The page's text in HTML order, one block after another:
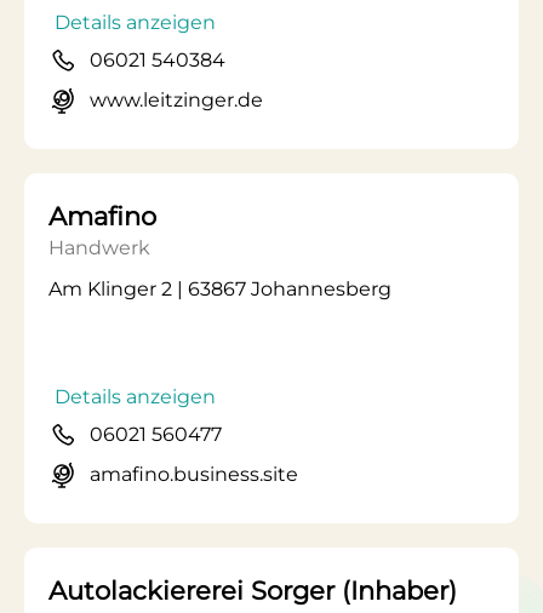
Details anzeigen
06021 540384
www.leitzinger.de
Amafino
Handwerk
Am Klinger 2 | 63867 Johannesberg
Details anzeigen
06021 560477
amafino.business.site
Autolackiererei Sorger (Inhaber)